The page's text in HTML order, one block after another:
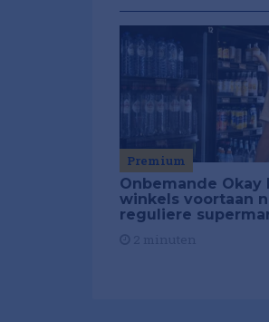
Premium
Onbemande Okay
winkels voortaan
reguliere